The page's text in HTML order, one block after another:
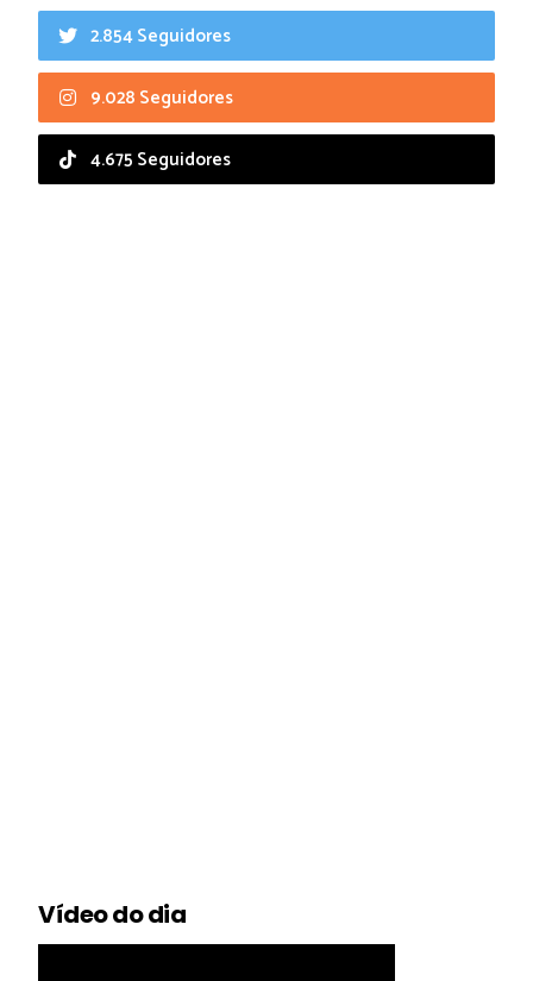
2.854 Seguidores
9.028 Seguidores
4.675 Seguidores
Vídeo do dia